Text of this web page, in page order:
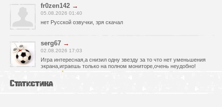
fr0zen142 →
05.08.2026 01:40
нет Русской озвучки, зря скачал
serg67 →
02.08.2026 17:03
Игра интересная,а снизил одну звезду за то что нет уменьшения
экрана,играешь только на полном мониторе,очень неудобно!
Статистика